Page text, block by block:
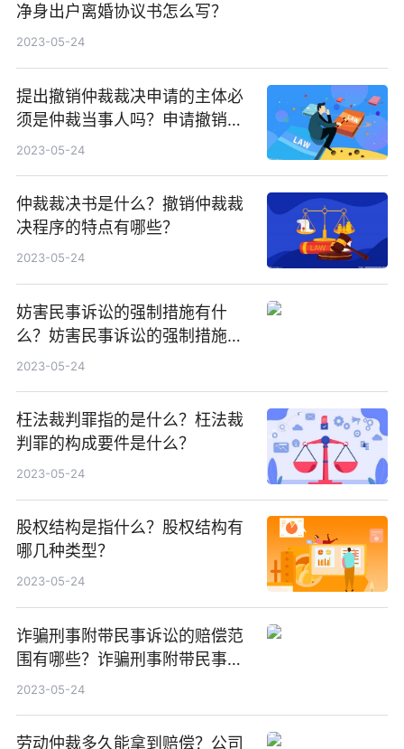
净身出户离婚协议书怎么写？
2023-05-24
提出撤销仲裁裁决申请的主体必
须是仲裁当事人吗？申请撤销仲
裁裁决法定的期限是多久？
2023-05-24
仲裁裁决书是什么？撤销仲裁裁
决程序的特点有哪些？
2023-05-24
妨害民事诉讼的强制措施有什
么？妨害民事诉讼的强制措施罚
款数额
2023-05-24
枉法裁判罪指的是什么？枉法裁
判罪的构成要件是什么？
2023-05-24
股权结构是指什么？股权结构有
哪几种类型？
2023-05-24
诈骗刑事附带民事诉讼的赔偿范
围有哪些？诈骗刑事附带民事诉
讼诉状怎么写？
2023-05-24
劳动仲裁多久能拿到赔偿？公司